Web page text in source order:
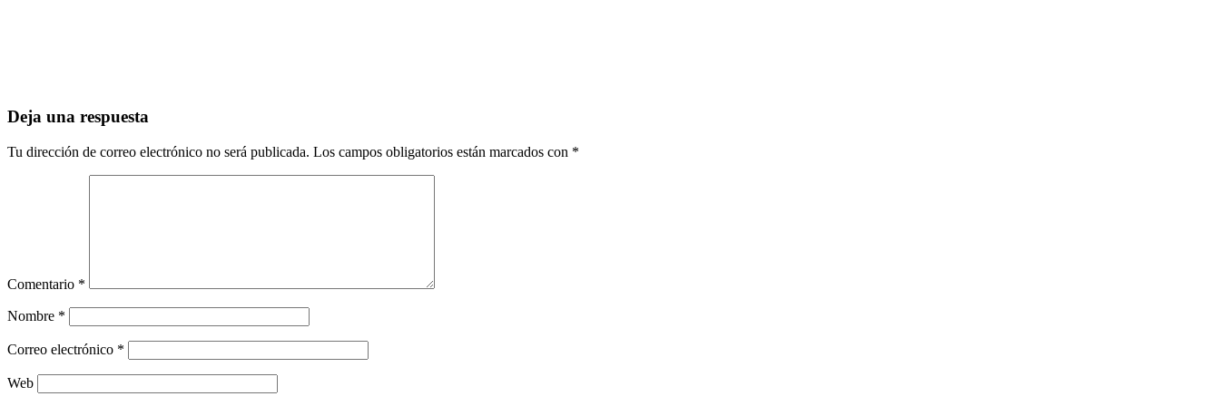
Deja una respuesta
Tu dirección de correo electrónico no será publicada. Los campos obligatorios están marcados con *
Comentario *
Nombre *
Correo electrónico *
Web